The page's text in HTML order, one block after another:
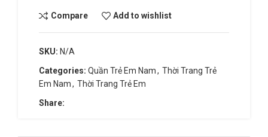
Compare Add to wishlist
SKU: N/A
Categories: Quần Trẻ Em Nam, Thời Trang Trẻ
Em Nam, Thời Trang Trẻ Em
Share: